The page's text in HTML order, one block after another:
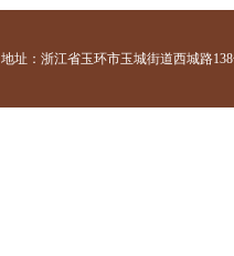
地址：浙江省玉环市玉城街道西城路